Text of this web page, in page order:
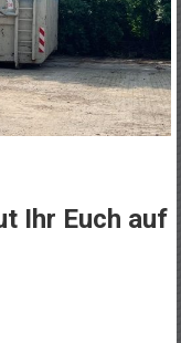
Ihr Euch auf